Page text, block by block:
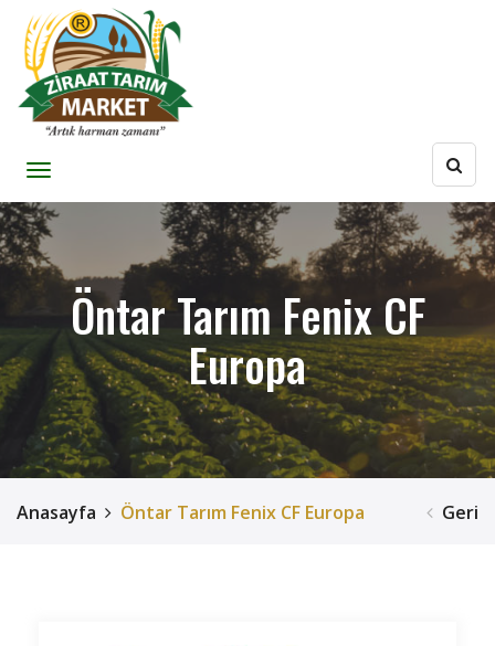
Öntar Tarım Fenix CF
Europa
Anasayfa Öntar Tarım Fenix CF Europa Geri